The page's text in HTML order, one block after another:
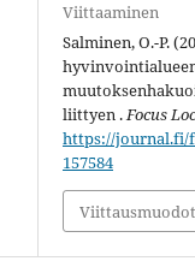
Viittaaminen
Salminen, O.-P.
liittyen .Focus
https://journal.fi/
157584
Viittausmuodot